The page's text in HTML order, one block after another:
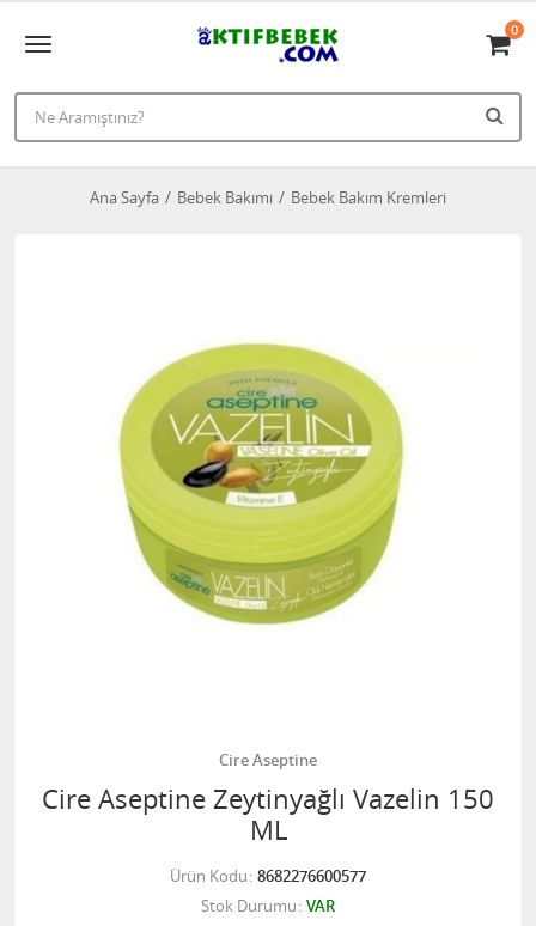
0
Ana Sayfa Bebek Bakımı Bebek Bakım Kremleri
Cire Aseptine
Cire Aseptine Zeytinyağlı Vazelin 150
ML
Ürün Kodu 8682276600577
Stok Durumu VAR